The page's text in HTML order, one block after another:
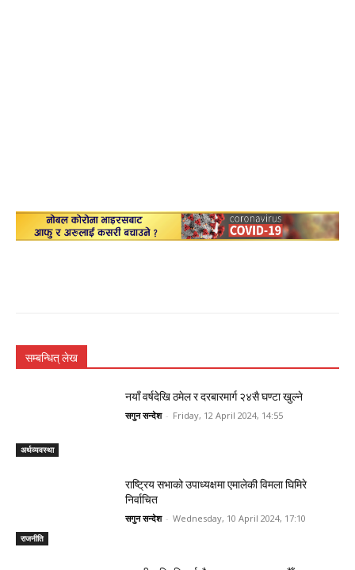
सम्बन्धित् लेख
अर्थव्यवस्था
नयाँ वर्षदेखि ठमेल र दरबारमार्ग २४सै घण्टा खुल्ने
सगुन सन्देश - Friday, 12 April 2024, 14:55
राजनीति
राष्ट्रिय सभाको उपाध्यक्षमा एमालेकी विमला घिमिरे
निर्वाचित
सगुन सन्देश - Wednesday, 10 April 2024, 17:10